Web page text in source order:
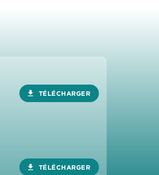
download TÉLÉCHARGER
download TÉLÉCHARGER